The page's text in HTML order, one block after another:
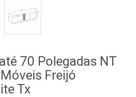
70 Polegadas NT
Freijó
Tx